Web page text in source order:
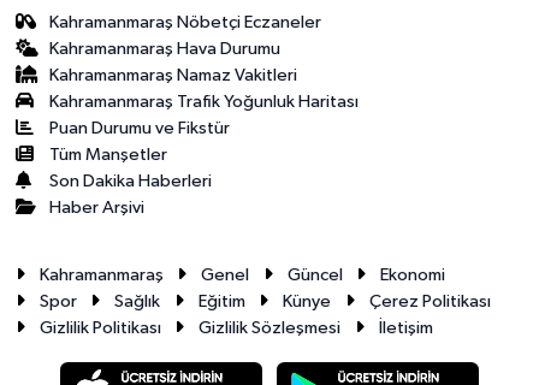
Kahramanmaraş Nöbetçi Eczaneler
Kahramanmaraş Hava Durumu
Kahramanmaraş Namaz Vakitleri
Kahramanmaraş Trafik Yoğunluk Haritası
Puan Durumu ve Fikstür
Tüm Manşetler
Son Dakika Haberleri
Haber Arşivi
Kahramanmaraş Genel Güncel
Ekonomi
Spor
Sağlık Eğitim Künye
Çerez Politikası
Gizlilik Politikası
Gizlilik Sözleşmesi İletişim